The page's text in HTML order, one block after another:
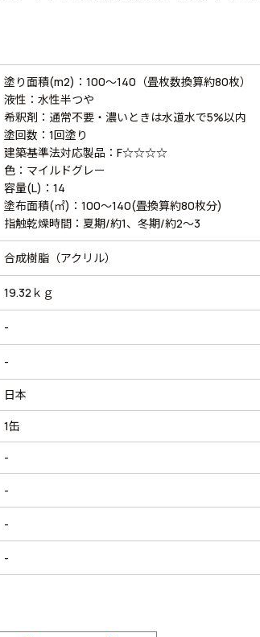
塗り面積(m2)：100～140（畳枚数換算約80枚）
液性：水性半つや
希釈剤：通常不要・濃いときは水道水で5%以内
塗回数：1回塗り
建築基準法対応製品：F☆☆☆☆
色：マイルドグレー
容量(L)：14
塗布面積(㎡)：100～140(畳換算約80枚分)
指触乾燥時間：夏期/約1、冬期/約2～3
合成樹脂（アクリル）
19.32ｋｇ
-
-
日本
1缶
-
-
-
-